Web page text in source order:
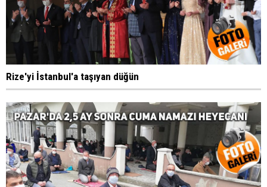
Rize'yi İstanbul'a taşıyan düğün